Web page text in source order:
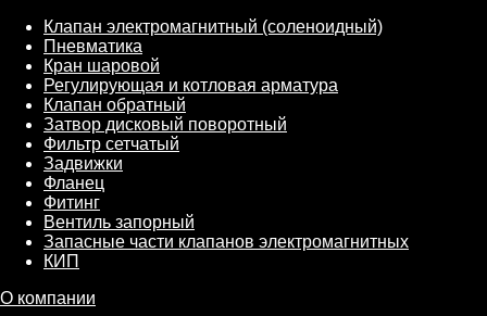
Клапан электромагнитный (соленоидный)
Пневматика
Кран шаровой
Регулирующая и котловая арматура
Клапан обратный
Затвор дисковый поворотный
Фильтр сетчатый
Задвижки
Фланец
Фитинг
Вентиль запорный
Запасные части клапанов электромагнитных
КИП
О компании